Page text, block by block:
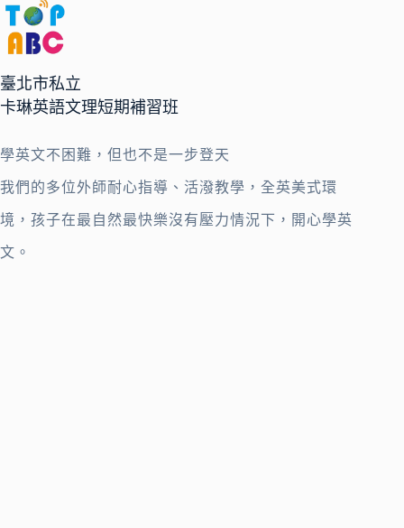
臺北市私立
卡琳英語文理短期補習班
學英文不困難，但也不是一步登天
我們的多位外師耐心指導、活潑教學，全英美式環
境，孩子在最自然最快樂沒有壓力情況下，開心學英
文。